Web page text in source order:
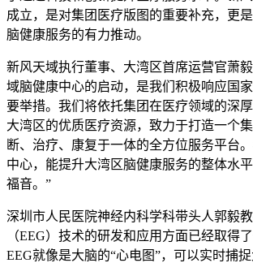
成立，是对集团医疗版图的重要补充，更
脑健康服务的有力推动。
新风天域执行董事、大湾区首席运营官萧
域脑健康中心的启动，是我们积极响应国
要举措。我们将依托集团在医疗领域的深
大湾区的优质医疗资源，致力于打造一个
断、治疗、康复于一体的全方位服务平台
中心，能提升大湾区脑健康服务的整体水
福音。”
深圳市人民医院神经内科学科带头人郭毅
（EEG）技术的研发和应用方面已经取得
EEG就像是大脑的“心电图”，可以实时捕